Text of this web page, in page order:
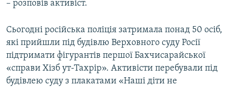
– розповів активіст.
Сьогодні російська поліція затримала понад 50 осіб,
які прийшли під будівлю Верховного суду Росії
підтримати фігурантів першої Бахчисарайської
«справи Хізб ут-Тахрір». Активісти перебували під
будівлею суду з плакатами «Наші діти не